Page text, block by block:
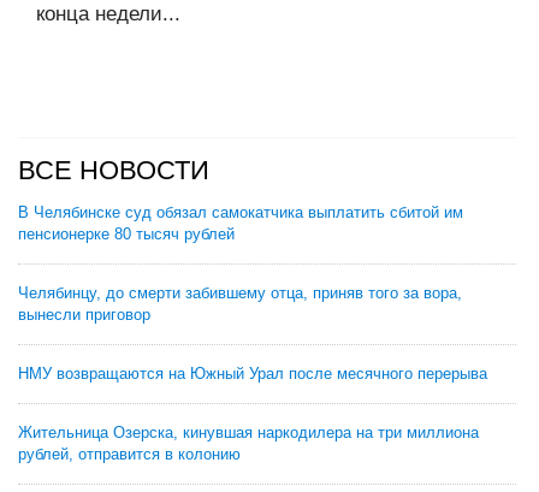
конца недели...
ВСЕ НОВОСТИ
В Челябинске суд обязал самокатчика выплатить сбитой им
пенсионерке 80 тысяч рублей
Челябинцу, до смерти забившему отца, приняв того за вора,
вынесли приговор
НМУ возвращаются на Южный Урал после месячного перерыва
Жительница Озерска, кинувшая наркодилера на три миллиона
рублей, отправится в колонию